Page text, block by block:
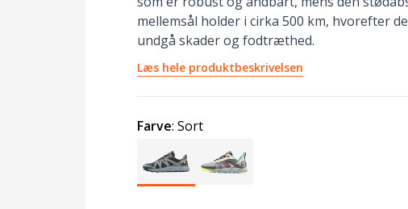
mellemsål holder i cirka 500 km, hvorefter
undgå skader og fodtræthed.
Læs hele produktbeskrivelsen
Farve: Sort